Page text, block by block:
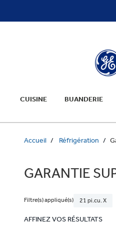
CUISINE BUANDERIE
Accueil Réfrigération
GARANTIE
Filtre(s) appliqué(s) 21 pi.cu. X
AFFINEZ VOS RÉSULTATS